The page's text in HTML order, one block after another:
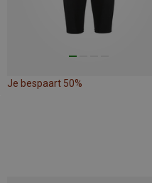
Je bespaart 50%